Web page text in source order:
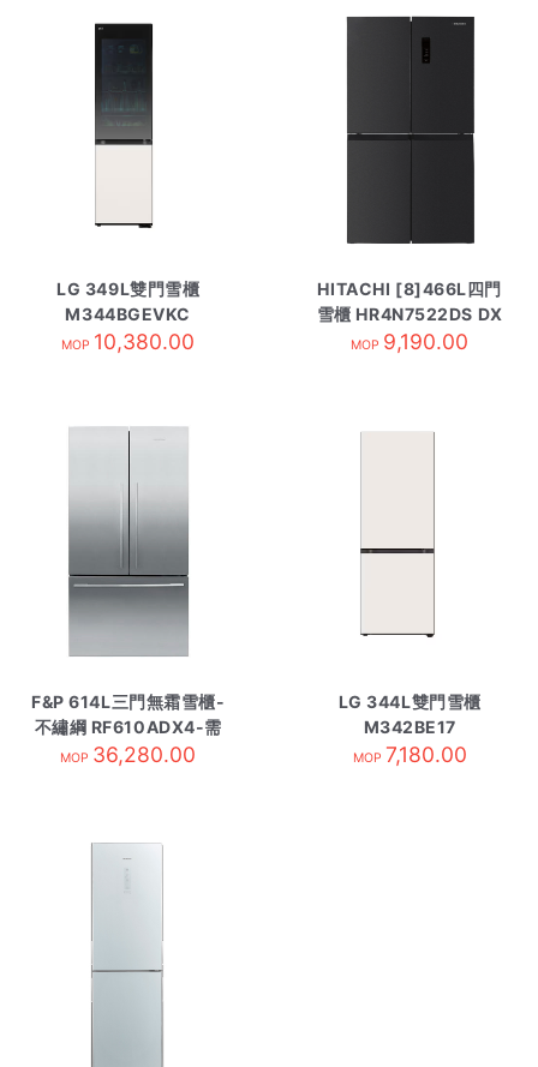
LG 349L雙門雪櫃
M344BGEVKC
MOP 10,380.00
HITACHI [8]466L四門
雪櫃 HR4N7522DS DX
黑綱灰
MOP 9,190.00
F&P 614L三門無霜雪櫃-
不繡綱 RF610ADX4-需
訂貨
MOP 36,280.00
LG 344L雙門雪櫃
M342BE17
MOP 7,180.00